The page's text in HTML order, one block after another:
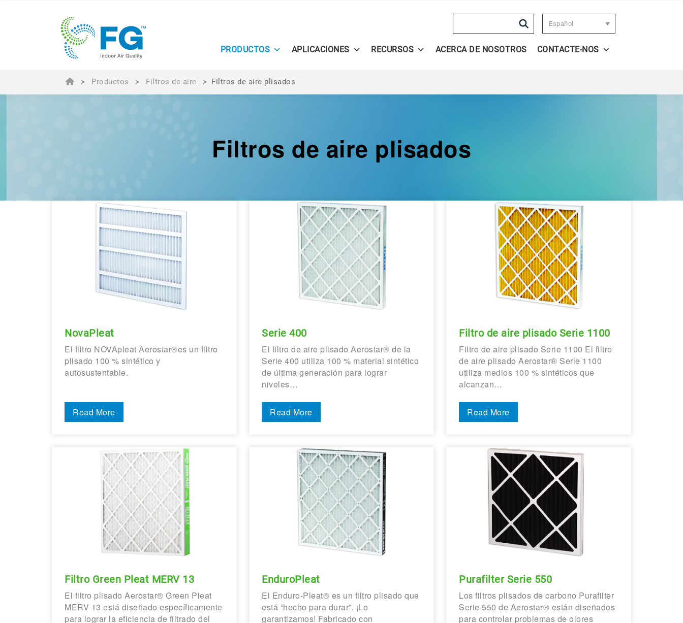
Español
PRODUCTOS APLICACIONES RECURSOS ACERCA DE NOSOTROS CONTACTE-NOS
> Productos > Filtros de aire > Filtros de aire plisados
Filtros de aire plisados
NovaPleat
El filtro NOVApleat Aerostar®es un filtro
plisado 100 % sintético y
autosustentable.
Read More
Serie 400
El filtro de aire plisado Aerostar® de la
Serie 400 utiliza 100 % material sintético
de última generación para lograr
niveles…
Read More
Filtro de aire plisado Serie 1100
Filtro de aire plisado Serie 1100 El filtro
de aire plisado Aerostar® Serie 1100
utiliza medios 100 % sintéticos que
alcanzan…
Read More
Filtro Green Pleat MERV 13
El filtro plisado Aerostar® Green Pleat
MERV 13 está diseñado específicamente
para lograr la eficiencia de filtrado del
EnduroPleat
El Enduro-Pleat® es un filtro plisado que
está “hecho para durar”. ¡Lo
garantizamos! Fabricado con
Purafilter Serie 550
Los filtros plisados de carbono Purafilter
Serie 550 de Aerostar® están diseñados
para controlar problemas de olores